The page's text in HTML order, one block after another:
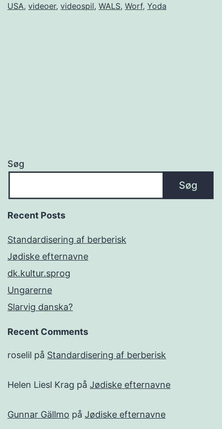
USA, videoer, videospil, WALS, Worf, Yoda
Søg
Søg
Recent Posts
Standardisering af berberisk
Jødiske efternavne
dk.kultur.sprog
Ungarerne
Slarvig danska?
Recent Comments
roselil på Standardisering af berberisk
Helen Liesl Krag på Jødiske efternavne
Gunnar Gällmo på Jødiske efternavne